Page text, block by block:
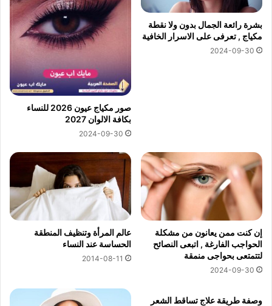
بشرة رائعة الجمال بدون ولا نقطة
مكياج , تعرفى على الاسرار الخافية
2024-09-30
صور مكياج عيون 2026 للنساء
بكافة الالوان 2027
2024-09-30
إن كنت ممن يعانون من مشكلة
الحواجب الفارغة , اتبعى النصائح
لتتمتعى بحواجى منمقة
2024-09-30
عالم المرأة وتنظيف المنطقة
الحساسة عند النساء
2014-08-11
وصفة طريقة علاج تساقط الشعر